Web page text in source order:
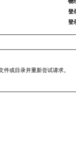
登
登
或目录并重新尝试请求。